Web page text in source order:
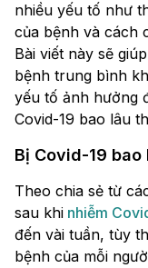
nhiều yếu tố như
của bệnh và cách
Bài viết này sẽ
bệnh trung bình
yếu tố ảnh hưởng
Covid-19 bao lâu
Bị Covid-19
Theo chia sẻ từ
sau khi nhiễm
đến vài tuần, tùy
bệnh của mỗi